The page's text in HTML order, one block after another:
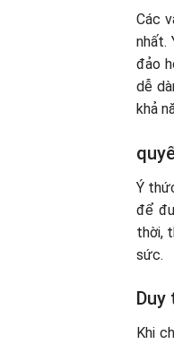
Các
nhất.
đảo
dễ
khả
Ý
để
thời,
sức.
Khi